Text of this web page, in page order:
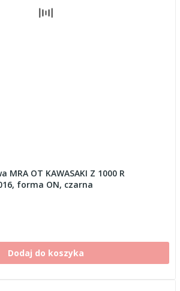
OT KAWASAKI Z 1000 R
forma ON, czarna
Dodaj do koszyka